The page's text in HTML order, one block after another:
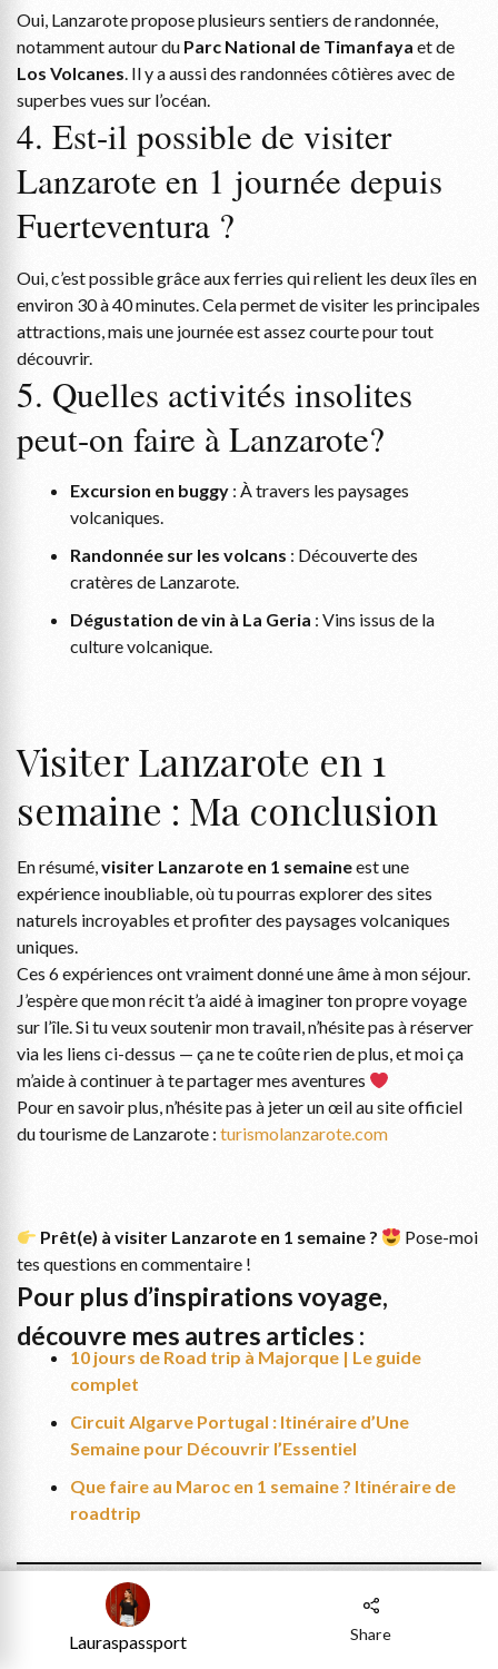
Lauraspassport Share
Oui, Lanzarote propose plusieurs sentiers de randonnée,
notamment autour du Parc National de Timanfaya et de
Los Volcanes. Il y a aussi des randonnées côtières avec de
superbes vues sur l’océan.
4. Est-il possible de visiter
Lanzarote en 1 journée depuis
Fuerteventura ?
Oui, c’est possible grâce aux ferries qui relient les deux îles en
environ 30 à 40 minutes. Cela permet de visiter les principales
attractions, mais une journée est assez courte pour tout
découvrir.
5. Quelles activités insolites
peut-on faire à Lanzarote?
Excursion en buggy : À travers les paysages
volcaniques.
Randonnée sur les volcans : Découverte des
cratères de Lanzarote.
Dégustation de vin à La Geria : Vins issus de la
culture volcanique.
Visiter Lanzarote en 1
semaine : Ma conclusion
En résumé,visiter Lanzarote en 1 semaineest une
expérience inoubliable, où tu pourras explorer des sites
naturels incroyables et profiter des paysages volcaniques
uniques.
Ces 6 expériences ont vraiment donné une âme à mon séjour.
J’espère que mon récit t’a aidé à imaginer ton propre voyage
sur l’île. Si tu veux soutenir mon travail, n’hésite pas à réserver
via les liens ci-dessus — ça ne te coûte rien de plus, et moi ça
m’aide à continuer à te partager mes aventures
Pour en savoir plus, n’hésite pas à jeter un œil au site officiel
du tourisme de Lanzarote : turismolanzarote.com
Prêt(e) à visiter Lanzarote en 1 semaine ?
Pose-moi
tes questions en commentaire !
Pour plus d’inspirations voyage,
découvre mes autres articles :
10 jours de Road trip à Majorque | Le guide
complet
Circuit Algarve Portugal : Itinéraire d’Une
Semaine pour Découvrir l’Essentiel
Que faire au Maroc en 1 semaine ? Itinéraire de
roadtrip
Cet article contient des liens affiliés vers des hébergements
et des activités que j’ai testés et approuvés. Si tu réserves en